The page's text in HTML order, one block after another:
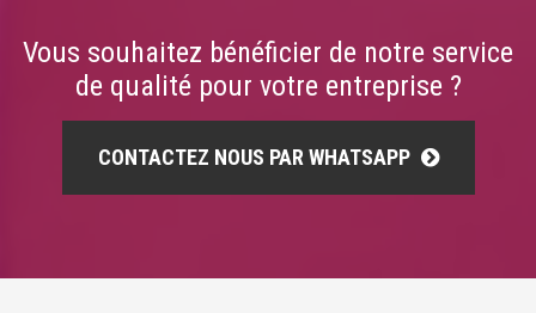
Vous souhaitez bénéficier de notre service
de qualité pour votre entreprise ?
CONTACTEZ NOUS PAR WHATSAPP